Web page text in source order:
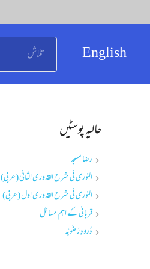
English
حالیہ پوسٹیں
رضا مسجد
النوری فی شرح القدوری الثانی (عربی)
النوری فی شرح القدوری اول (عربی)
قربانی کے اہم مسائل
دُرودِ رَضَویَّہ